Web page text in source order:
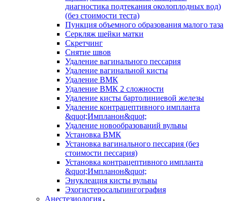
диагностика подтекания околоплодных вод)
(без стоимости теста)
Пункция объемного образования малого таза
Серкляж шейки матки
Скретчинг
Снятие швов
Удаление вагинального пессария
Удаление вагинальной кисты
Удаление ВМК
Удаление ВМК 2 сложности
Удаление кисты бартолиниевой железы
Удаление контрацептивного импланта
&quot;Импланон&quot;
Удаление новообразований вульвы
Установка ВМК
Установка вагинального пессария (без
стоимости пессария)
Установка контрацептивного импланта
&quot;Импланон&quot;
Энуклеация кисты вульвы
Эхогистеросальпингография
Анестезиология